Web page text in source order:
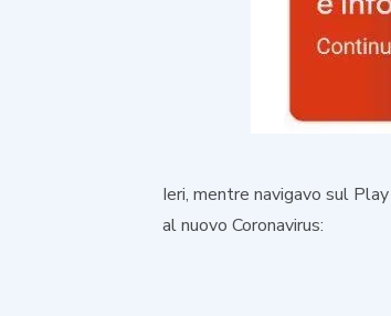
Ieri, mentre navigavo sul
al nuovo Coronavirus: